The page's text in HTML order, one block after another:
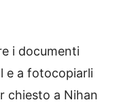
i documenti
e a fotocopiarli
chiesto a Nihan